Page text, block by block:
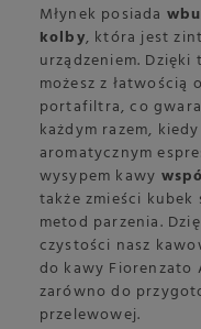
Młynek posiada
kolby, która jest
urządzeniem.
możesz z
portafiltra, co
każdym razem,
aromatycznym
wysypem kawy
także zmieści
metod parzenia.
czystości nasz
do kawy Fiorenzato
zarówno do
przelewowej.